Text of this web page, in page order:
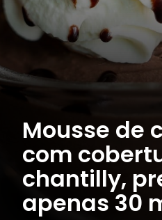
Mousse de
com
chantilly,
apenas 30